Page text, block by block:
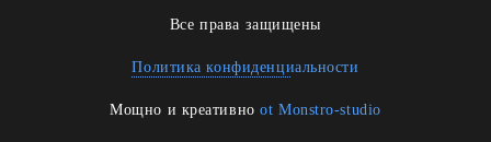
Все права защищены
Политика конфиденциальности
Мощно и креативноot Monstro-studio